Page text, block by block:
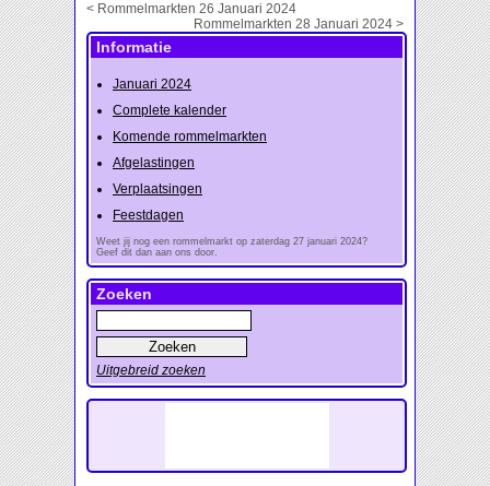
< Rommelmarkten 26 Januari 2024
Rommelmarkten 28 Januari 2024 >
Informatie
Januari 2024
Complete kalender
Komende rommelmarkten
Afgelastingen
Verplaatsingen
Feestdagen
Weet jij nog een rommelmarkt op zaterdag 27 januari 2024?
Geef dit dan aan ons door.
Zoeken
Uitgebreid zoeken